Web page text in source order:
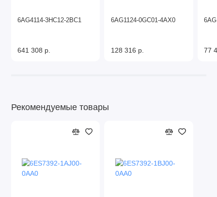
6AG4114-3HC12-2BC1
641 308 р.
6AG1124-0GC01-4AX0
128 316 р. 77
Рекомендуемые товары